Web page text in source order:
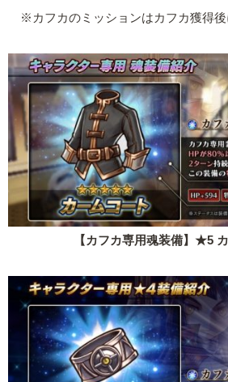
※カフカのミッションはカフカ獲得後
【カフカ専用魂装備】★5